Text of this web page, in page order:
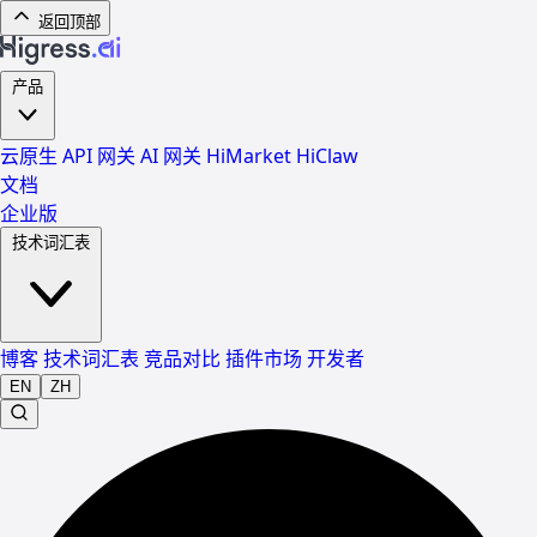
返回顶部
云原生 API 网关 AI 网关 HiMarket HiClaw
文档
企业版
博客技术词汇表 竞品对比 插件市场 开发者
EN ZH